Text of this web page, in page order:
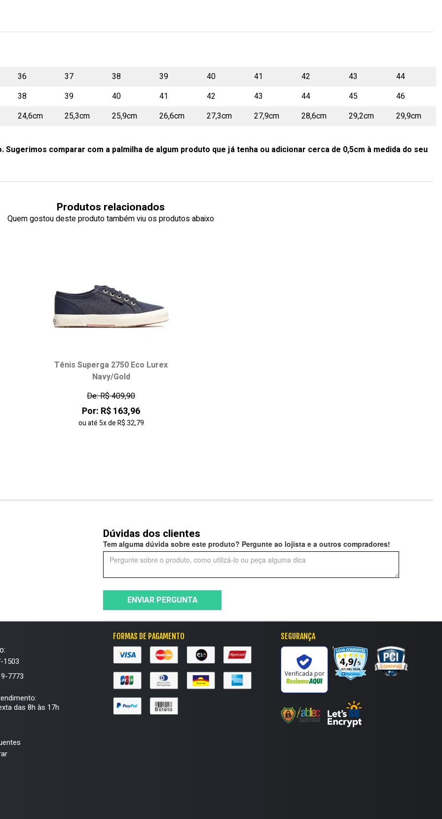
36 37 38 39 40 41 42 43
44
38
39 40 41 42 43 44 45
46
24,6cm
25,3cm 25,9cm 26,6cm 27,3cm 27,9cm 28,6cm 29,2cm 29,9cm
comparar com a palmilha de algum produto que já tenha ou adicionar cerca de 0,5cm à medida do seu
Produtos relacionados
Quem gostou deste produto também viu os produtos abaixo
Tênis Superga 2750 Eco Lurex
Navy/Gold
De: R$ 409,90
Por: R$ 163,96
ou até5xdeR$ 32,79
Dúvidas dos clientes
Tem alguma dúvida sobre este produto? Pergunte ao lojista e a outros compradores!
ENVIAR PERGUNTA
1503
7773
das 8h às 17h
FORMAS DE PAGAMENTO SEGURANÇA
Verificada por
'